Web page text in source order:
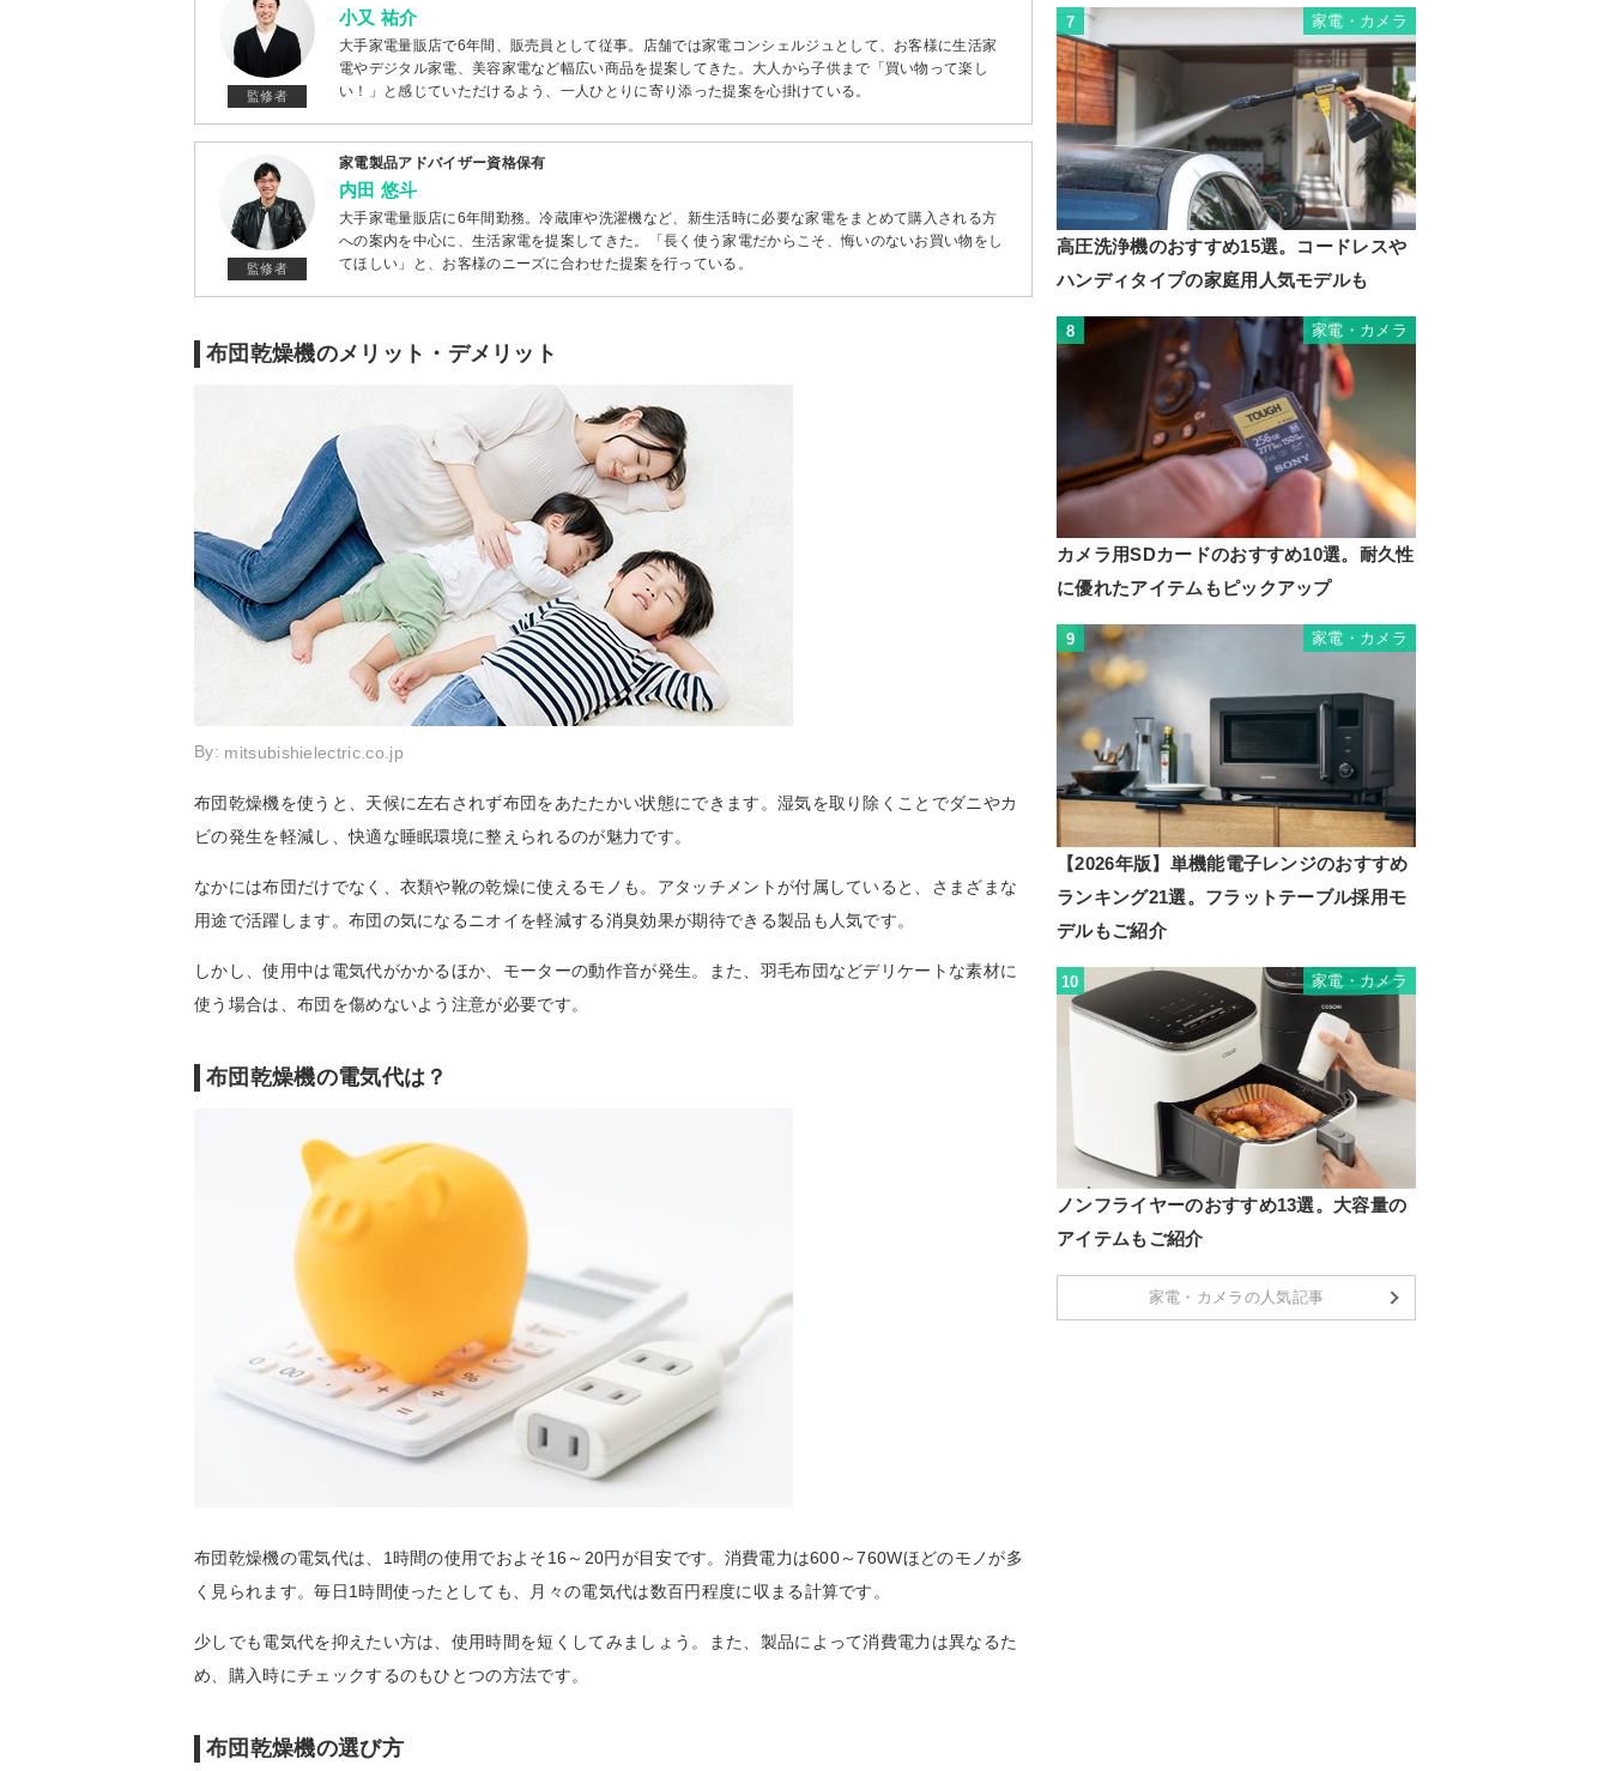
監修者
小又 祐介
大手家電量販店で6年間、販売員として従事。店舗では家電コンシェルジュとして、お客様に生活家
電やデジタル家電、美容家電など幅広い商品を提案してきた。大人から子供まで「買い物って楽し
い！」と感じていただけるよう、一人ひとりに寄り添った提案を心掛けている。
監修者
家電製品アドバイザー資格保有
内田 悠斗
大手家電量販店に6年間勤務。冷蔵庫や洗濯機など、新生活時に必要な家電をまとめて購入される方
への案内を中心に、生活家電を提案してきた。「長く使う家電だからこそ、悔いのないお買い物をし
てほしい」と、お客様のニーズに合わせた提案を行っている。
布団乾燥機のメリット・デメリット
By: mitsubishielectric.co.jp
布団乾燥機を使うと、天候に左右されず布団をあたたかい状態にできます。湿気を取り除くことでダニやカ
ビの発生を軽減し、快適な睡眠環境に整えられるのが魅力です。
なかには布団だけでなく、衣類や靴の乾燥に使えるモノも。アタッチメントが付属していると、さまざまな
用途で活躍します。布団の気になるニオイを軽減する消臭効果が期待できる製品も人気です。
しかし、使用中は電気代がかかるほか、モーターの動作音が発生。また、羽毛布団などデリケートな素材に
使う場合は、布団を傷めないよう注意が必要です。
布団乾燥機の電気代は？
布団乾燥機の電気代は、1時間の使用でおよそ16～20円が目安です。消費電力は600～760Wほどのモノが多
く見られます。毎日1時間使ったとしても、月々の電気代は数百円程度に収まる計算です。
少しでも電気代を抑えたい方は、使用時間を短くしてみましょう。また、製品によって消費電力は異なるた
め、購入時にチェックするのもひとつの方法です。
布団乾燥機の選び方
7 家電・カメラ
高圧洗浄機のおすすめ15選。コードレスや
ハンディタイプの家庭用人気モデルも
8 家電・カメラ
カメラ用SDカードのおすすめ10選。耐久性
に優れたアイテムもピックアップ
9 家電・カメラ
【2026年版】単機能電子レンジのおすすめ
ランキング21選。フラットテーブル採用モ
デルもご紹介
10 家電・カメラ
ノンフライヤーのおすすめ13選。大容量の
アイテムもご紹介
家電・カメラの人気記事